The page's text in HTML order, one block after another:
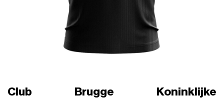
Club Brugge Koninklijke